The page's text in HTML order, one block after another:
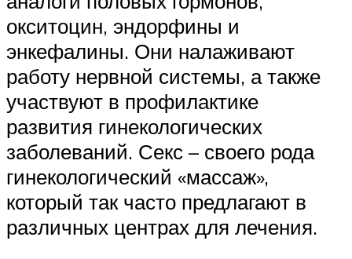
окситоцин, эндорфины и
энкефалины. Они налаживают
работу нервной системы, а также
участвуют в профилактике
развития гинекологических
заболеваний. Секс – своего рода
гинекологический «массаж»,
который так часто предлагают в
различных центрах для лечения.